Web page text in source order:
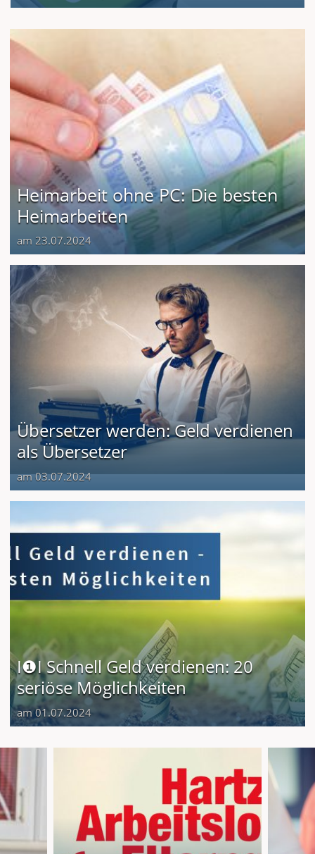
Heimarbeit ohne PC: Die besten
Heimarbeiten
am 23.07.2024
Übersetzer werden: Geld verdienen
als Übersetzer
am 03.07.2024
I❶I Schnell Geld verdienen: 20
seriöse Möglichkeiten
am 01.07.2024